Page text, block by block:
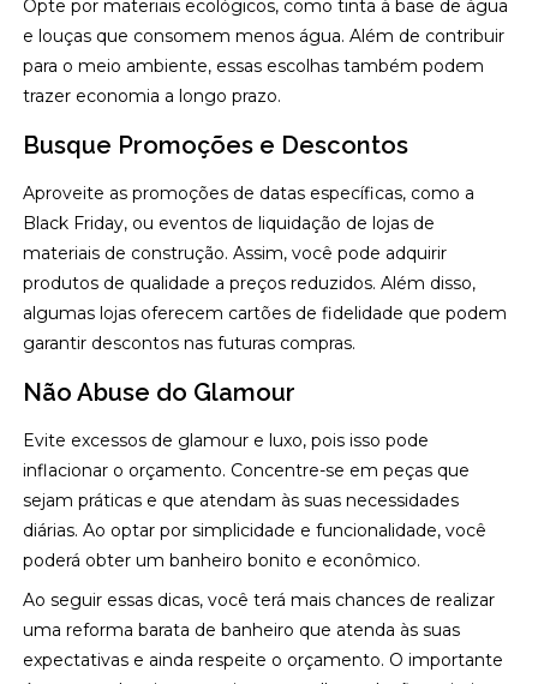
Opte por materiais ecológicos, como tinta à base de água
e louças que consomem menos água. Além de contribuir
para o meio ambiente, essas escolhas também podem
trazer economia a longo prazo.
Busque Promoções e Descontos
Aproveite as promoções de datas específicas, como a
Black Friday, ou eventos de liquidação de lojas de
materiais de construção. Assim, você pode adquirir
produtos de qualidade a preços reduzidos. Além disso,
algumas lojas oferecem cartões de fidelidade que podem
garantir descontos nas futuras compras.
Não Abuse do Glamour
Evite excessos de glamour e luxo, pois isso pode
inflacionar o orçamento. Concentre-se em peças que
sejam práticas e que atendam às suas necessidades
diárias. Ao optar por simplicidade e funcionalidade, você
poderá obter um banheiro bonito e econômico.
Ao seguir essas dicas, você terá mais chances de realizar
uma reforma barata de banheiro que atenda às suas
expectativas e ainda respeite o orçamento. O importante